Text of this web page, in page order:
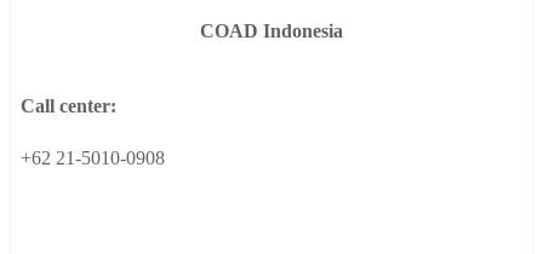
COAD Indonesia
Call center:
+62 21-5010-0908